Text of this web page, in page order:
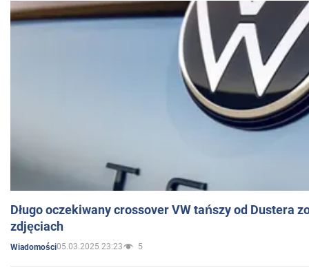
Długo oczekiwany crossover VW tańszy od Dustera
zdjęciach
Wiadomości05.03.2025 23:23 5